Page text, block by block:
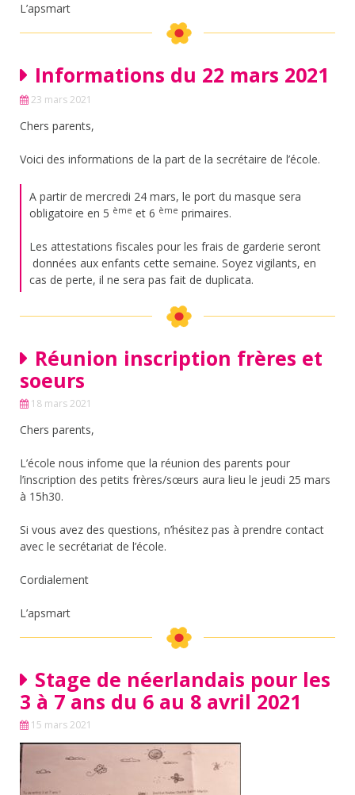
L’apsmart
Informations du 22 mars 2021
23 mars 2021
Chers parents,
Voici des informations de la part de la secrétaire de l’école.
A partir de mercredi 24 mars, le port du masque sera
obligatoire en 5 ème et 6 ème primaires.
Les attestations fiscales pour les frais de garderie seront
données aux enfants cette semaine. Soyez vigilants, en
cas de perte, il ne sera pas fait de duplicata.
Réunion inscription frères et
soeurs
18 mars 2021
Chers parents,
L’école nous infome que la réunion des parents pour
l’inscription des petits frères/sœurs aura lieu le jeudi 25 mars
à 15h30.
Si vous avez des questions, n’hésitez pas à prendre contact
avec le secrétariat de l’école.
Cordialement
L’apsmart
Stage de néerlandais pour les
3 à 7 ans du 6 au 8 avril 2021
15 mars 2021